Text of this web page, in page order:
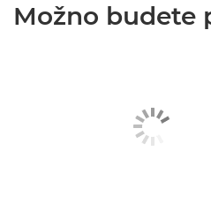
Možno budete